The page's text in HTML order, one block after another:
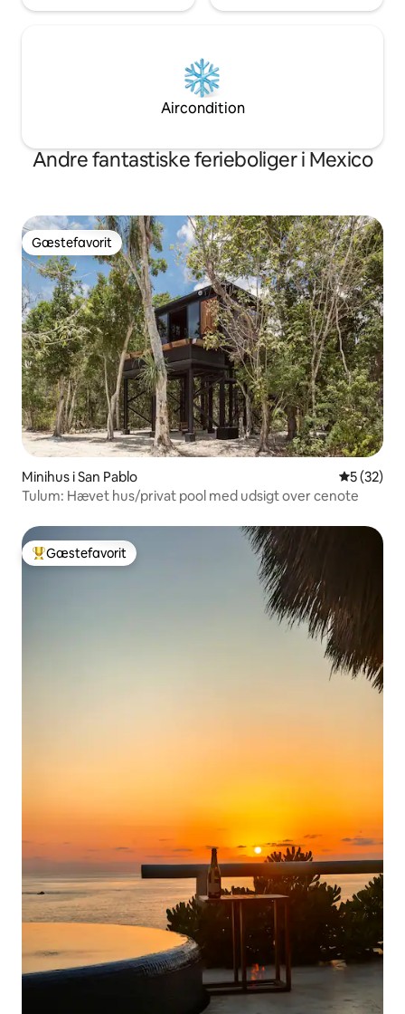
Aircondition
Andre fantastiske ferieboliger i Mexico
Gæstefavorit
Gæstefavorit
Minihus i San Pablo 5 ud af 5 i
5 (32)
Tulum: Hævet hus/privat pool med udsigt over cenote
Bedste gæstefavorit
Gæstefavorit